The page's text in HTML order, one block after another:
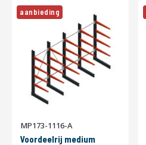
aanbieding
MP173-1116-A
Voordeelrij medium